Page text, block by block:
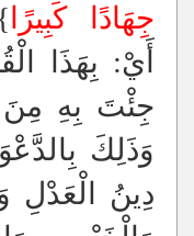
جِهَادًا كَبِيرًا
أَيْ: بِهَذَا
جِئْتَ بِهِ مِنَ
وَذَلِكَ
دِينُ الْعَدْلِ